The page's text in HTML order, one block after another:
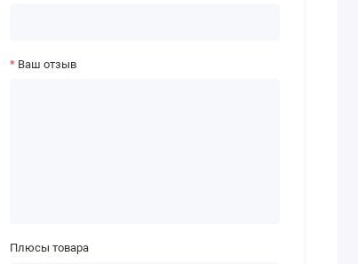
Ваш отзыв
Плюсы товара